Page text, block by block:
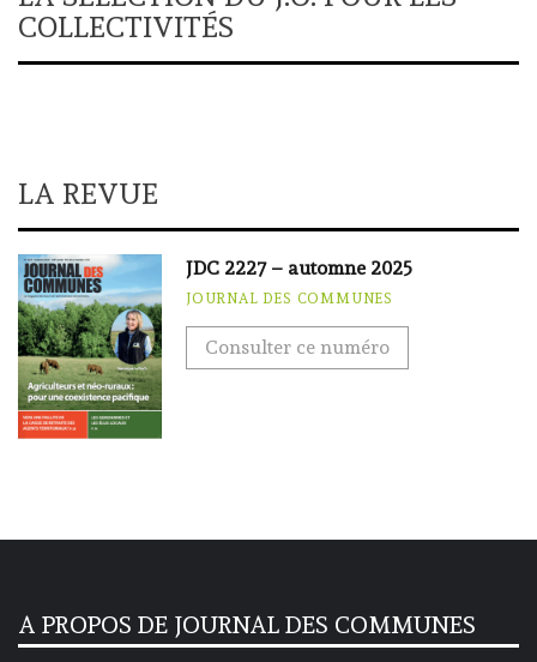
COLLECTIVITÉS
LA REVUE
JDC 2227 – automne 2025
JOURNAL DES COMMUNES
Consulter ce numéro
A PROPOS DE JOURNAL DES COMMUNES